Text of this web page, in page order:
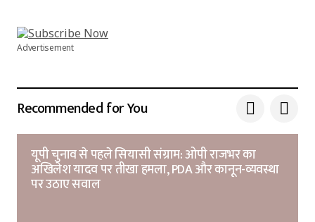
Advertisement
Recommended for You
यूपी चुनाव से पहले सियासी संग्राम: ओपी राजभर का
अखिलेश यादव पर तीखा हमला, PDA और कानून-व्यवस्था
पर उठाए सवाल